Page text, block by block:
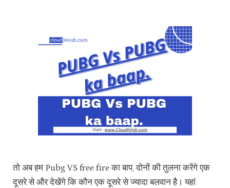
तो अब हम Pubg VS free fire का बाप, दोनों की तुलना करेंगे एक
दूसरे से और देखेंगे कि कौन एक दूसरे से ज्यादा बलवान है। यहां